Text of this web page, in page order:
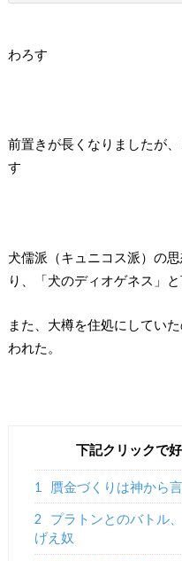
わろす
前置きが長くなりましたが
す
犬儒派（キュニコス派）の
り、「犬のディオゲネス」と
また、大樽を住処にしてい
われた。
下記クリックで
1 贋金づくりは神から
2
プラトンとのバトル
げえ奴